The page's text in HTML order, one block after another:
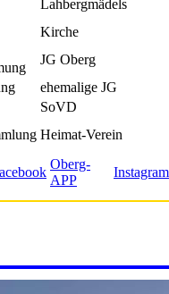
Lahbergmädels
Kirche
JG Oberg
ehemalige JG
SoVD
Heimat-Verein
Oberg-
APP
Instagram